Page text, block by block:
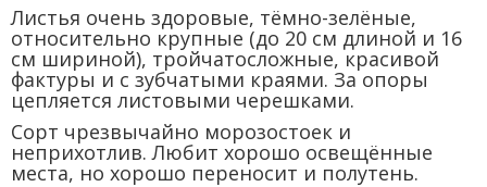
Листья очень здоровые, тёмно-зелёные,
относительно крупные (до 20 см длиной и 16
см шириной), тройчатосложные, красивой
фактуры и с зубчатыми краями. За опоры
цепляется листовыми черешками.
Сорт чрезвычайно морозостоек и
неприхотлив. Любит хорошо освещённые
места, но хорошо переносит и полутень.